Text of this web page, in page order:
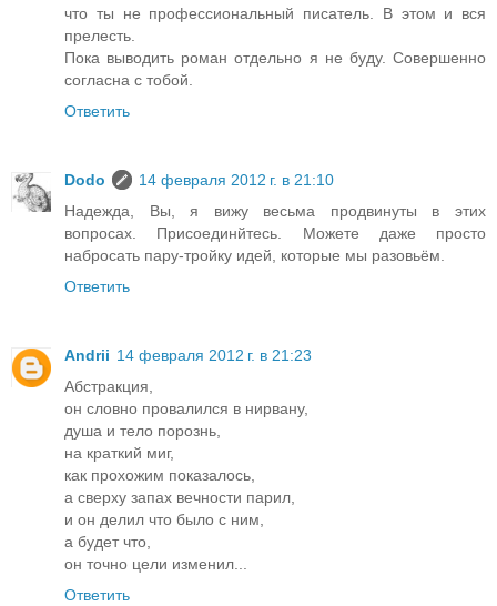
что ты не профессиональный писатель. В этом и вся
прелесть.
Пока выводить роман отдельно я не буду. Совершенно
согласна с тобой.
Ответить
Dodo
14 февраля 2012 г. в 21:10
Надежда, Вы, я вижу весьма продвинуты в этих
вопросах. Присоединйтесь. Можете даже просто
набросать пару-тройку идей, которые мы разовьём.
Ответить
Andrii 14 февраля 2012 г. в 21:23
Абстракция,
он словно провалился в нирвану,
душа и тело порознь,
на краткий миг,
как прохожим показалось,
а сверху запах вечности парил,
и он делил что было с ним,
а будет что,
он точно цели изменил...
Ответить